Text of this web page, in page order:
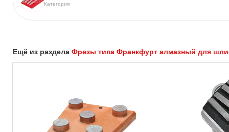
Категория
Ещё из раздела Фрезы типа Франкфурт алмазный для